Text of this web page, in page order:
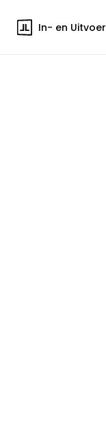
In- en Uitvoer